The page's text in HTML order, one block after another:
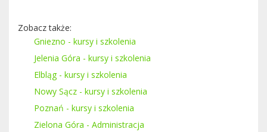
Zobacz także:
Gniezno - kursy i szkolenia
Jelenia Góra - kursy i szkolenia
Elbląg - kursy i szkolenia
Nowy Sącz - kursy i szkolenia
Poznań - kursy i szkolenia
Zielona Góra - Administracja